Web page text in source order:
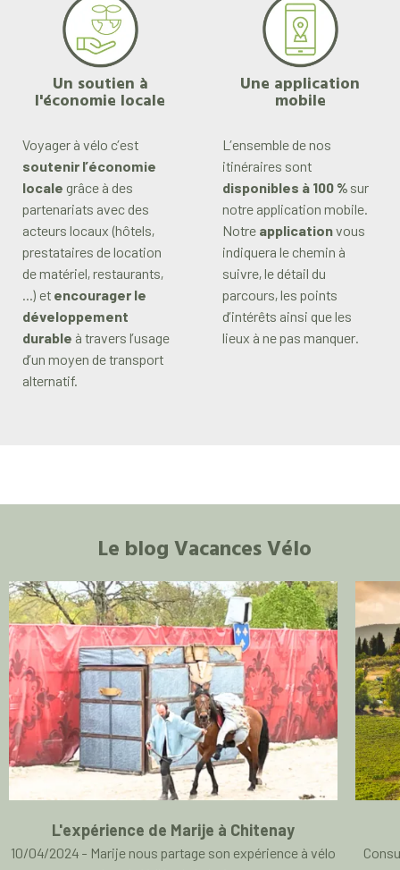
Un soutien à
l'économie locale
Voyager à vélo c’est
soutenir l’économie
locale grâce à des
partenariats avec des
acteurs locaux (hôtels,
prestataires de location
de matériel, restaurants,
...) et encourager le
développement
durable à travers l’usage
d’un moyen de transport
alternatif.
Une application
mobile
L’ensemble de nos
itinéraires sont
disponibles à 100 % sur
notre application mobile.
Notre applicationvous
indiquera le chemin à
suivre, le détail du
parcours, les points
d’intérêts ainsi que les
lieux à ne pas manquer.
Le blog Vacances Vélo
L'expérience de Marije à Chitenay
10/04/2024 - Marije nous partage son expérience à vélo